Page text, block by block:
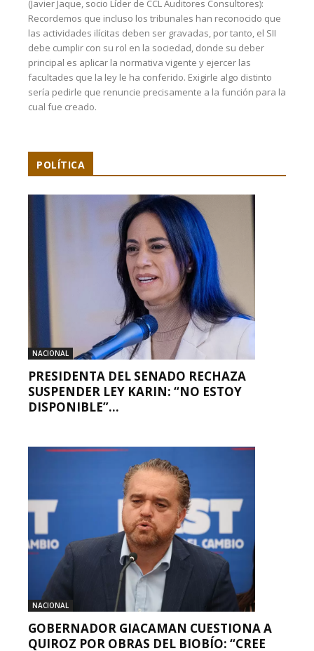
(Javier Jaque, socio Líder de CCL Auditores Consultores):
Recordemos que incluso los tribunales han reconocido que
las actividades ilícitas deben ser gravadas, por tanto, el SII
debe cumplir con su rol en la sociedad, donde su deber
principal es aplicar la normativa vigente y ejercer las
facultades que la ley le ha conferido. Exigirle algo distinto
sería pedirle que renuncie precisamente a la función para la
cual fue creado.
POLÍTICA
NACIONAL
PRESIDENTA DEL SENADO RECHAZA
SUSPENDER LEY KARIN: “NO ESTOY
DISPONIBLE”...
NACIONAL
GOBERNADOR GIACAMAN CUESTIONA A
QUIROZ POR OBRAS DEL BIOBÍO: “CREE